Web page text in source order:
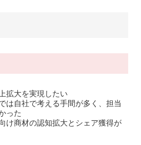
拡大を実現したい
は自社で考える手間が多く、担当
った
け商材の認知拡大とシェア獲得が